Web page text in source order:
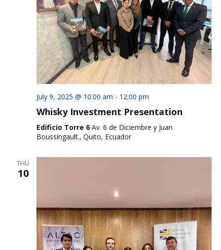
July 9, 2025 @ 10:00 am - 12:00 pm
Whisky Investment Presentation
Edificio Torre 6 Av. 6 de Diciembre y Juan
Boussingault., Quito, Ecuador
THU
10